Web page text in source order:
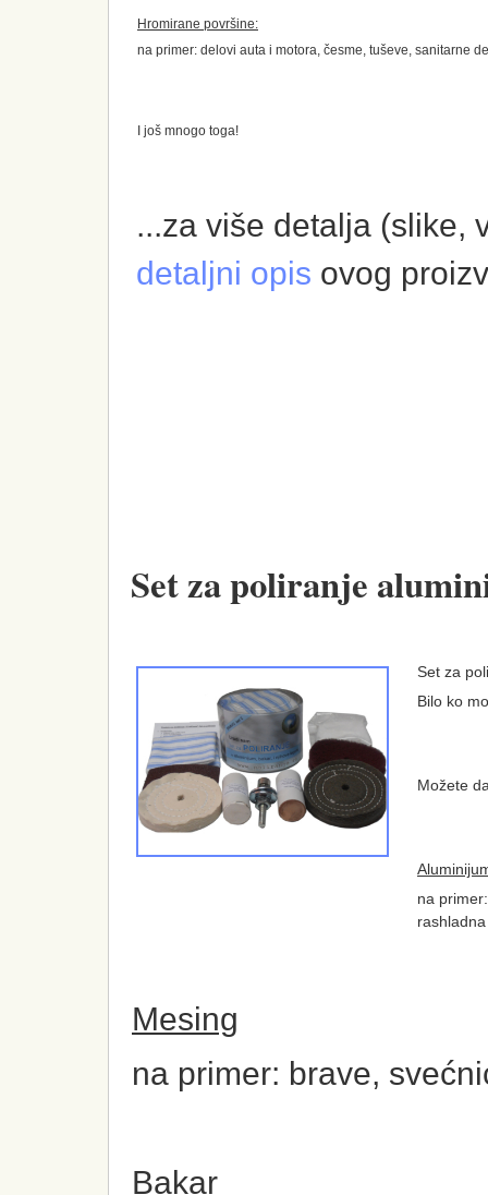
Hromirane površine:
na primer: delovi auta i motora, česme, tuševe, sanitarne
I još mnogo toga!
...za više detalja (slike,
detaljni opis ovog
Set za poliranje
Set za
Bilo ko
Možete
na
Mesing
na primer: brave,
Bakar